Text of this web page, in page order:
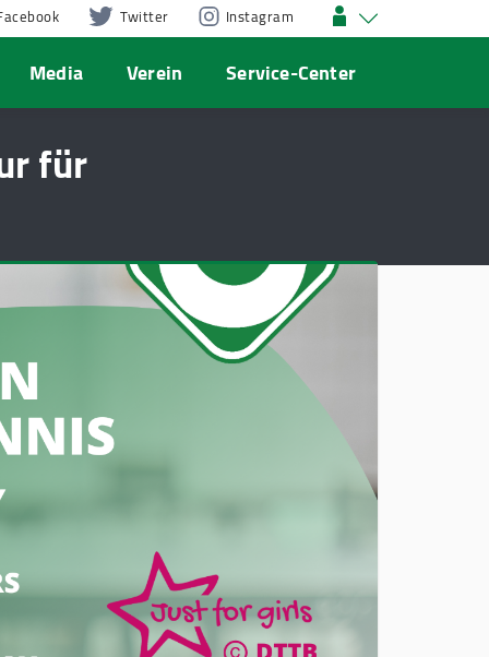
Twitter Instagram
Media Verein Service-Center
für